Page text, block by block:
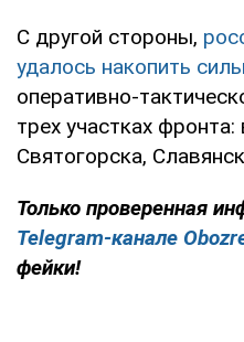
С другой стороны,
удалось накопить силы
оперативно-
трех участках фронта:
Святогорска,
Только проверенная
Telegram-канале
фейки!